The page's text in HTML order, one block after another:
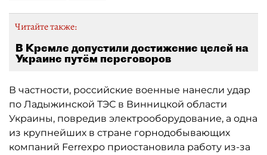
Читайте также:
В Кремле допустили достижение целей на
Украине путём переговоров
В частности, российские военные нанесли удар
по Ладыжинской ТЭС в Винницкой области
Украины, повредив электрооборудование, а одна
из крупнейших в стране горнодобывающих
компаний Ferrexpo приостановила работу из-за